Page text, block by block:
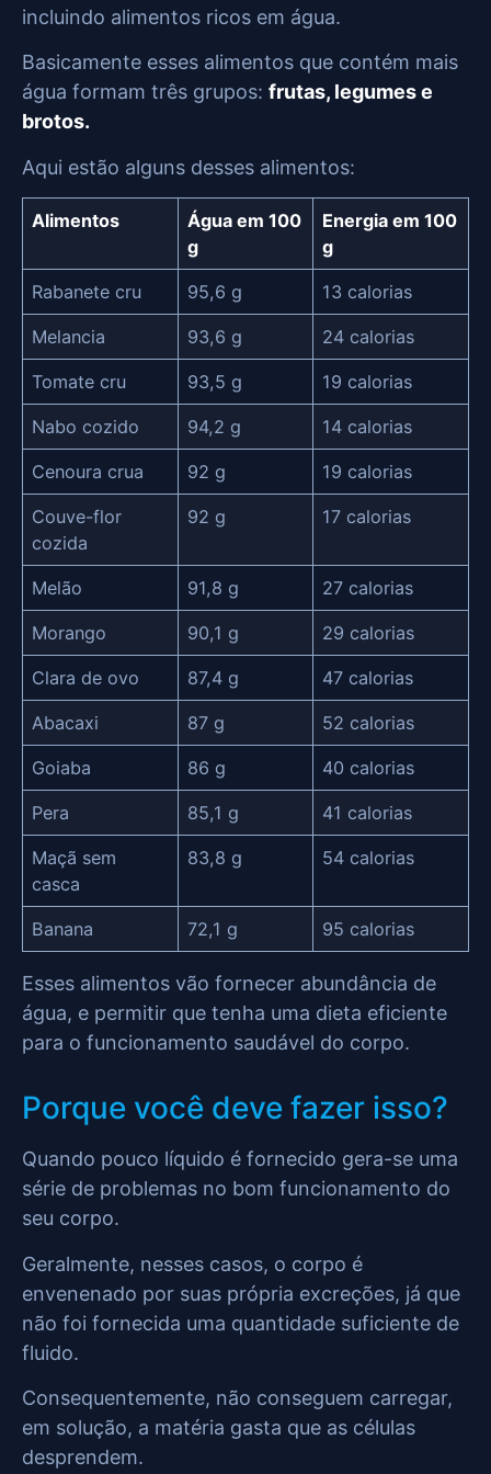
incluindo alimentos ricos em água.
Basicamente esses alimentos que contém mais
água formam três grupos: frutas, legumes e
brotos.
Aqui estão alguns desses alimentos:
Alimentos
Água em 100
g
Energia em 100
g
Rabanete cru 95,6 g 13 calorias
Melancia 93,6 g 24 calorias
Tomate cru 93,5 g 19 calorias
Nabo cozido 94,2 g 14 calorias
Cenoura crua 92 g 19 calorias
Couve-flor
cozida
92 g 17 calorias
Melão 91,8 g 27 calorias
Morango 90,1 g 29 calorias
Clara de ovo 87,4 g 47 calorias
Abacaxi 87 g 52 calorias
Goiaba 86 g 40 calorias
Pera 85,1 g 41 calorias
Maçã sem
casca
83,8 g 54 calorias
Banana 72,1 g 95 calorias
Esses alimentos vão fornecer abundância de
água, e permitir que tenha uma dieta eficiente
para o funcionamento saudável do corpo.
Porque você deve fazer isso?
Quando pouco líquido é fornecido gera-se uma
série de problemas no bom funcionamento do
seu corpo.
Geralmente, nesses casos, o corpo é
envenenado por suas própria excreções, já que
não foi fornecida uma quantidade suficiente de
fluido.
Consequentemente, não conseguem carregar,
em solução, a matéria gasta que as células
desprendem.